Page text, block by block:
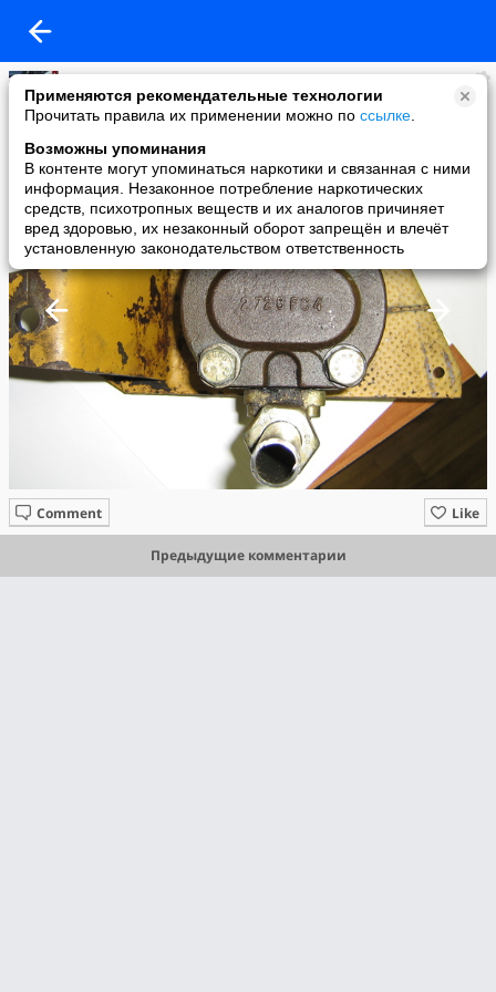
Применяются рекомендательные технологии
Прочитать правила их применении можно по ссылке
Возможны упоминания
В контенте могут упоминаться наркотики и связанная с ними
информация. Незаконное потребление наркотических
средств, психотропных веществ и их аналогов причиняет
вред здоровью, их незаконный оборот запрещён и влечёт
установленную законодательством ответственность
Бауманец
added a photo
19 Feb в 08:44
Like
Comment
Предыдущие комментарии